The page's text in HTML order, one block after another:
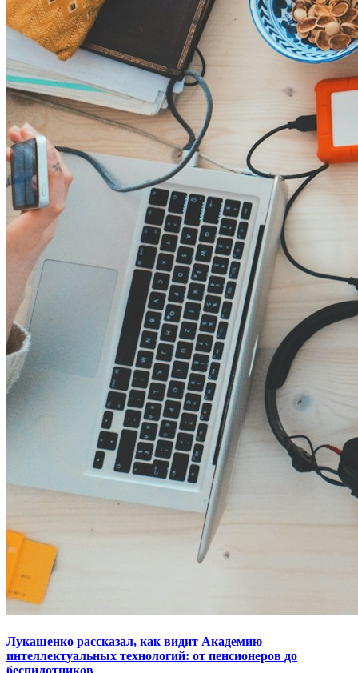
Лукашенко рассказал, как видит Академию
интеллектуальных технологий: от пенсионеров до
беспилотников